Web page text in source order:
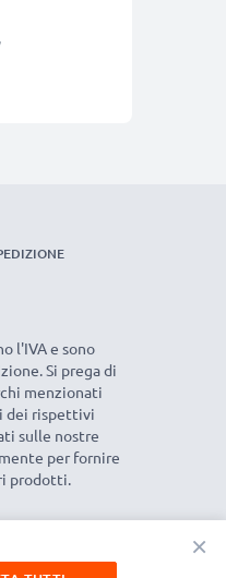
l'IVA e sono
Si prega di
menzionati
dei rispettivi
sulle nostre
per fornire
prodotti.
×